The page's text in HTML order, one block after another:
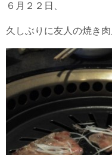
６月２２日、
久しぶりに友人の焼き肉